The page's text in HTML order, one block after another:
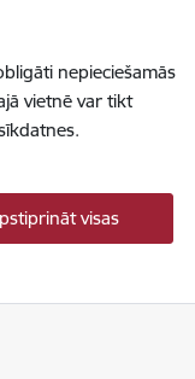
nepieciešamās
vietnē var tikt
visas